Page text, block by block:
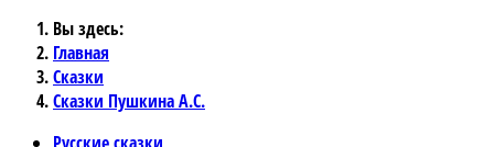
Вы здесь:
Главная
Сказки
Сказки Пушкина А.С.